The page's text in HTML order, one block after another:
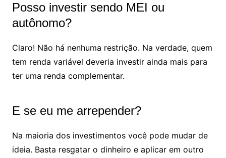
Posso investir sendo MEI ou
autônomo?
Claro! Não há nenhuma restrição. Na verdade, quem
tem renda variável deveria investir ainda mais para
ter uma renda complementar.
E se eu me arrepender?
Na maioria dos investimentos você pode mudar de
ideia. Basta resgatar o dinheiro e aplicar em outro